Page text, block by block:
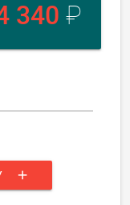
340 ₽
add